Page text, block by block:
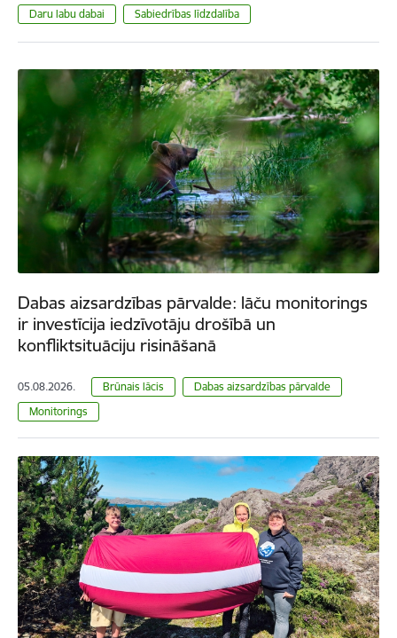
Daru labu dabai Sabiedrības līdzdalība
Dabas aizsardzības pārvalde: lāču monitorings
ir investīcija iedzīvotāju drošībā un
konfliktsituāciju risināšanā
05.08.2026. Brūnais lācis
Dabas aizsardzības pārvalde
Monitorings